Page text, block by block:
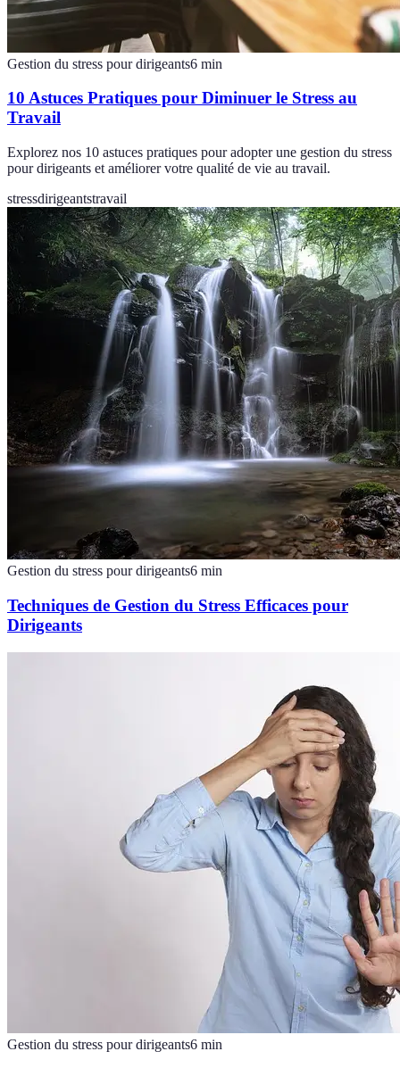
Gestion du stress pour dirigeants6 min
10 Astuces Pratiques pour Diminuer le Stress au
Travail
Explorez nos 10 astuces pratiques pour adopter une gestion du stress
pour dirigeants et améliorer votre qualité de vie au travail.
stressdirigeantstravail
Gestion du stress pour dirigeants6 min
Techniques de Gestion du Stress Efficaces pour
Dirigeants
Gestion du stress pour dirigeants6 min